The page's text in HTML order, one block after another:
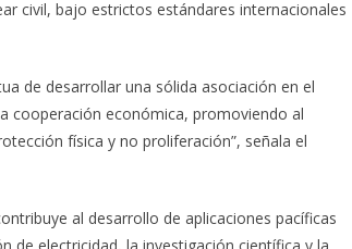
civil, bajo estrictos estándares internacionales
de desarrollar una sólida asociación en el
cooperación económica, promoviendo al
física y no proliferación”, señala el
al desarrollo de aplicaciones pacíficas